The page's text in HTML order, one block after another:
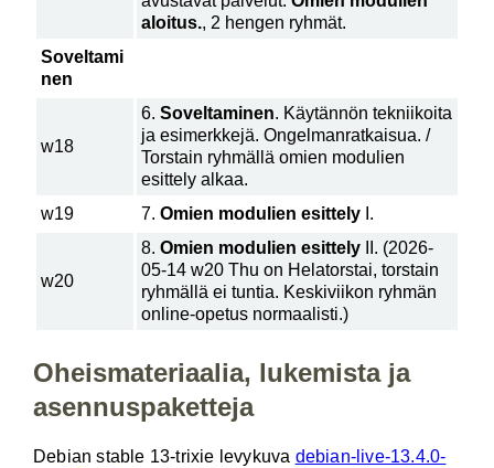
aloitus., 2 hengen ryhmät.
Soveltami
nen
w18
6. Soveltaminen. Käytännön tekniikoita
ja esimerkkejä. Ongelmanratkaisua. /
Torstain ryhmällä omien modulien
esittely alkaa.
w19
7. Omien modulien esittely I.
w20
8. Omien modulien esittely II. (2026-
05-14 w20 Thu on Helatorstai, torstain
ryhmällä ei tuntia. Keskiviikon ryhmän
online-opetus normaalisti.)
Oheismateriaalia, lukemista ja
asennuspaketteja
Debian stable 13-trixie levykuva debian-live-13.4.0-